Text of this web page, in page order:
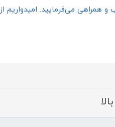
می‌فرمایید. امیدواریم